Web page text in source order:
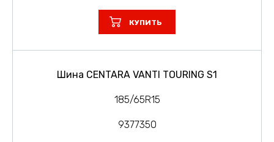
КУПИТЬ
Шина CENTARA VANTI TOURING S1
185/65R15
9377350